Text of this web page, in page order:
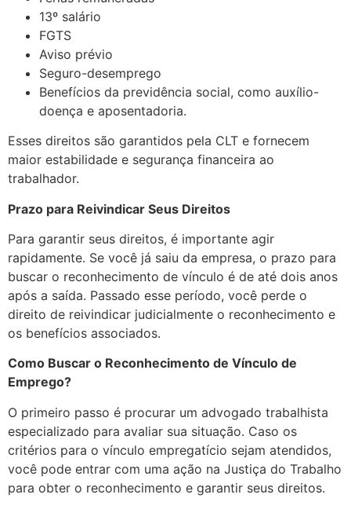
13º salário
FGTS
Aviso prévio
Seguro-desemprego
Benefícios da previdência social, como auxílio-
doença e aposentadoria.
Esses direitos são garantidos pela CLT e fornecem
maior estabilidade e segurança financeira ao
trabalhador.
Prazo para Reivindicar Seus Direitos
Para garantir seus direitos, é importante agir
rapidamente. Se você já saiu da empresa, o prazo para
buscar o reconhecimento de vínculo é de até dois anos
após a saída. Passado esse período, você perde o
direito de reivindicar judicialmente o reconhecimento e
os benefícios associados.
Como Buscar o Reconhecimento de Vínculo de
Emprego?
O primeiro passo é procurar um advogado trabalhista
especializado para avaliar sua situação. Caso os
critérios para o vínculo empregatício sejam atendidos,
você pode entrar com uma ação na Justiça do Trabalho
para obter o reconhecimento e garantir seus direitos.